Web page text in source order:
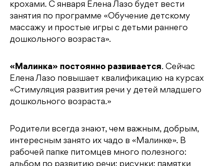
крохами. С января Елена Лазо будет вести
занятия по программе «Обучение детскому
массажу и простые игры с детьми раннего
дошкольного возраста».
«Малинка» постоянно развивается. Сейчас
Елена Лазо повышает квалификацию на курсах
«Стимуляция развития речи у детей младшего
дошкольного возраста.»
Родители всегда знают, чем важным, добрым,
интересным занято их чадо в «Малинке». В
рабочей папке питомцев много полезного:
альбом по развитию речи; рисунки; памятки